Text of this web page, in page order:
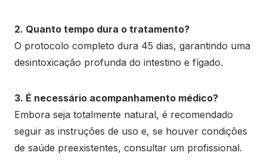
2. Quanto tempo dura o tratamento?
O protocolo completo dura 45 dias, garantindo uma
desintoxicação profunda do intestino e fígado.
3. É necessário acompanhamento médico?
Embora seja totalmente natural, é recomendado
seguir as instruções de uso e, se houver condições
de saúde preexistentes, consultar um profissional.